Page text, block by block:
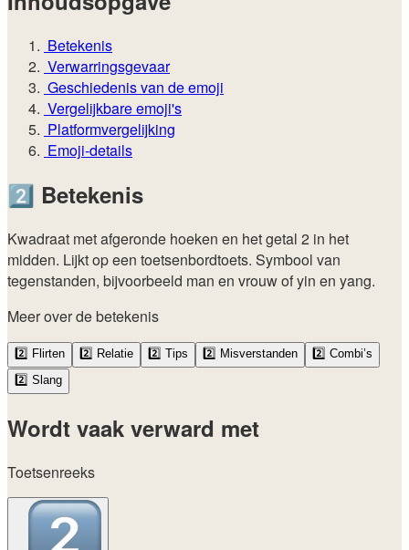
Betekenis
Verwarringsgevaar
Geschiedenis van de emoji
Vergelijkbare emoji's
Platformvergelijking
Emoji-details
2️⃣ Betekenis
Kwadraat met afgeronde hoeken en het getal 2 in het
midden. Lijkt op een toetsenbordtoets. Symbool van
tegenstanden, bijvoorbeeld man en vrouw of yin en yang.
Meer over de betekenis
2️⃣ Flirten 2️⃣ Relatie 2️⃣ Tips 2️⃣ Misverstanden 2️⃣ Combi’s
2️⃣ Slang
Wordt vaak verward met
Toetsenreeks